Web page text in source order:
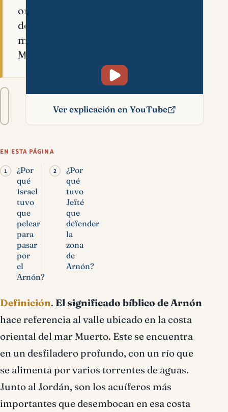
oriental
del
mar
Muerto.
Tamaño
A− A+
Ver explicación en YouTube
EN ESTA PÁGINA
¿Por
qué
Israel
tuvo
que
pelear
para
pasar
por
el
Arnón?
¿Por
qué
tuvo
Jefté
que
defender
la
zona
de
Arnón?
Definición. El significado bíblico de Arnón
hace referencia al valle ubicado en la costa
oriental del mar Muerto. Este se encuentra
en un desfiladero profundo, con un río que
se alimenta por varios torrentes de aguas.
Junto al Jordán, son los acuíferos más
importantes que desembocan en esa costa